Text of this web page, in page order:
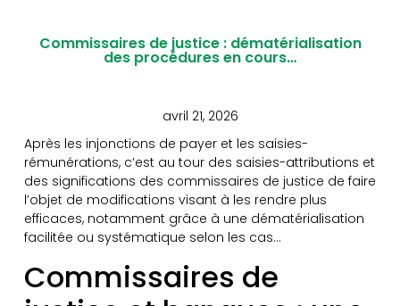
Commissaires de justice : dématérialisation
des procédures en cours…
avril 21, 2026
Après les injonctions de payer et les saisies-
rémunérations, c’est au tour des saisies-attributions et
des significations des commissaires de justice de faire
l’objet de modifications visant à les rendre plus
efficaces, notamment grâce à une dématérialisation
facilitée ou systématique selon les cas…
Commissaires de